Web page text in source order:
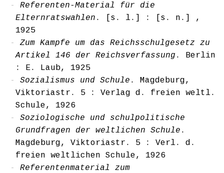
Referenten-Material für die
Elternratswahlen . [s. l.] : [s. n.] ,
1925
Zum Kampfe um das Reichsschulgesetz zu
Artikel 146 der Reichsverfassung . Berlin
: E. Laub, 1925
Sozialismus und Schule . Magdeburg,
Viktoriastr. 5 : Verlag d. freien weltl.
Schule, 1926
Soziologische und schulpolitische
Grundfragen der weltlichen Schule .
Magdeburg, Viktoriastr. 5 : Verl. d.
freien weltlichen Schule, 1926
Referentenmaterial zum